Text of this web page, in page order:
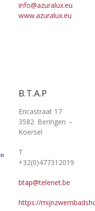
info@azuralux.eu
www.azuralux.eu
B.T.A.P
Ericastraat 17
3582 Beringen –
Koersel
T
+32(0)477312019
btap@telenet.be
https://